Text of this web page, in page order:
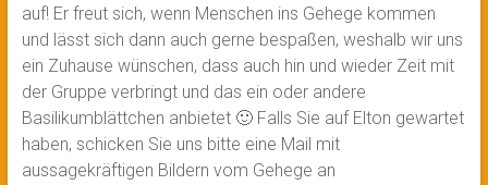
auf! Er freut sich, wenn Menschen ins Gehege kommen
und lässt sich dann auch gerne bespaßen, weshalb wir uns
ein Zuhause wünschen, dass auch hin und wieder Zeit mit
der Gruppe verbringt und das ein oder andere
Basilikumblättchen anbietet 🙂 Falls Sie auf Elton gewartet
haben, schicken Sie uns bitte eine Mail mit
aussagekräftigen Bildern vom Gehege an